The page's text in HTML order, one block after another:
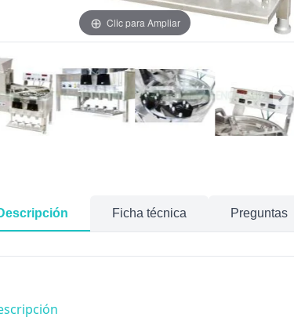
Clic para Ampliar
Ficha técnica Preguntas